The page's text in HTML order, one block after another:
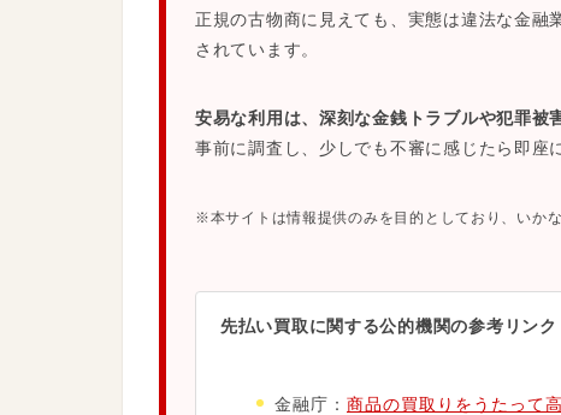
正規の古物商に見えても、実態は違法な金融
されています。
安易な利用は、深刻な金銭トラブルや犯罪被
事前に調査し、少しでも不審に感じたら即座
※本サイトは情報提供のみを目的としており、いか
先払い買取に関する公的機関の参考リンク
金融庁： 商品の買取りをうたって